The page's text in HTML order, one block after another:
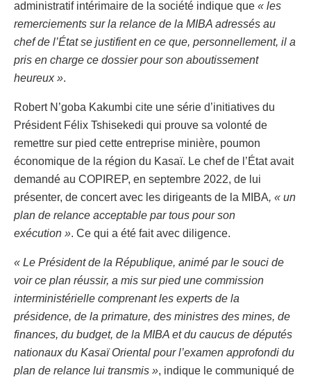
administratif intérimaire de la société indique que « les
remerciements sur la relance de la MIBA adressés au
chef de l’État se justifient en ce que, personnellement, il a
pris en charge ce dossier pour son aboutissement
heureux ».
Robert N’goba Kakumbi cite une série d’initiatives du
Président Félix Tshisekedi qui prouve sa volonté de
remettre sur pied cette entreprise minière, poumon
économique de la région du Kasaï. Le chef de l’État avait
demandé au COPIREP, en septembre 2022, de lui
présenter, de concert avec les dirigeants de la MIBA, « un
plan de relance acceptable par tous pour son
exécution ». Ce qui a été fait avec diligence.
« Le Président de la République, animé par le souci de
voir ce plan réussir, a mis sur pied une commission
interministérielle comprenant les experts de la
présidence, de la primature, des ministres des mines, de
finances, du budget, de la MIBA et du caucus de députés
nationaux du Kasaï Oriental pour l’examen approfondi du
plan de relance lui transmis », indique le communiqué de